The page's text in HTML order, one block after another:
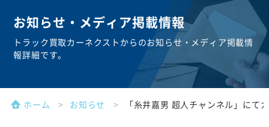
お知らせ・ メディア掲載情報
トラック買取カーネクストからのお知らせ・メディア掲載情
報詳細です。
ホーム お知らせ 「糸井嘉男 超人チャンネル」にて